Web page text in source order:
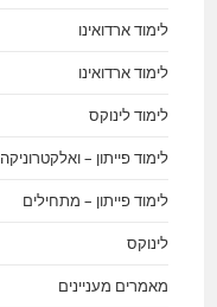
לימוד ארדואינו
לימוד ארדואינו
לימוד לינוקס
לימוד פייתון – ואלקטרוניקה
לימוד פייתון – מתחילים
לינוקס
מאמרים מעניינים